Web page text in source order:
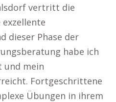
vertritt die
exzellente
dieser Phase der
habe ich
und mein
Fortgeschrittene
Übungen in ihrem